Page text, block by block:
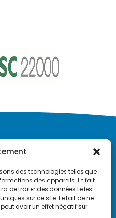
des technologies telles que
des appareils. Le fait
de traiter des données telles
sur ce site. Le fait de ne
avoir un effet négatif sur
–